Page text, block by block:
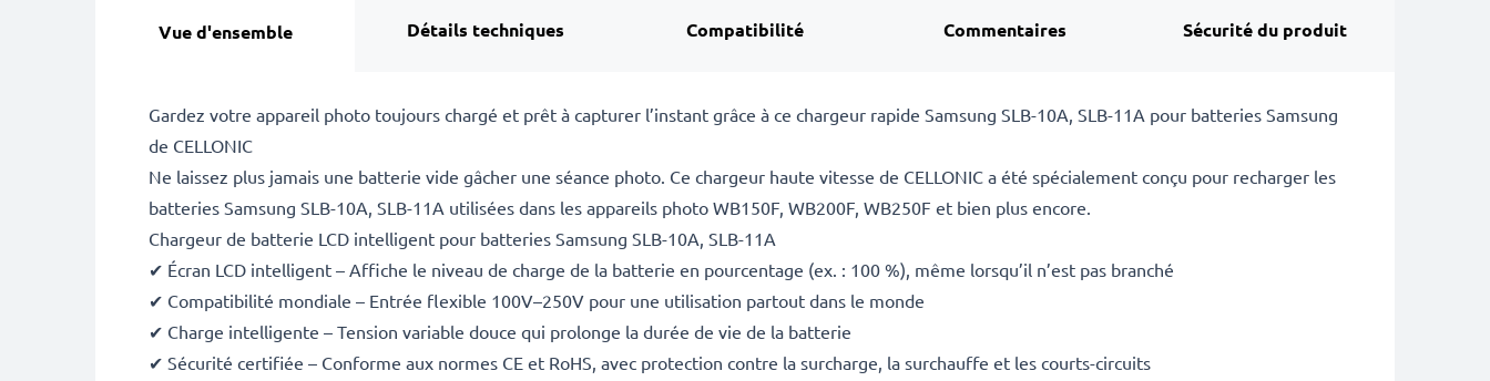
Vue d'ensemble Détails techniques Compatibilité Commentaires Sécurité du produit
Gardez votre appareil photo toujours chargé et prêt à capturer l’instant grâce à ce chargeur rapide Samsung SLB-10A, SLB-11A pour batteries Samsung
de CELLONIC
Ne laissez plus jamais une batterie vide gâcher une séance photo. Ce chargeur haute vitesse de CELLONIC a été spécialement conçu pour recharger les
batteries Samsung SLB-10A, SLB-11A utilisées dans les appareils photo WB150F, WB200F, WB250F et bien plus encore.
Chargeur de batterie LCD intelligent pour batteries Samsung SLB-10A, SLB-11A
✔ Écran LCD intelligent – Affiche le niveau de charge de la batterie en pourcentage (ex. : 100 %), même lorsqu’il n’est pas branché
✔ Compatibilité mondiale – Entrée flexible 100V–250V pour une utilisation partout dans le monde
✔ Charge intelligente – Tension variable douce qui prolonge la durée de vie de la batterie
✔ Sécurité certifiée – Conforme aux normes CE et RoHS, avec protection contre la surcharge, la surchauffe et les courts-circuits